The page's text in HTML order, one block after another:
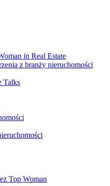
in Real Estate
z branży nieruchomości
Talks
Top Woman